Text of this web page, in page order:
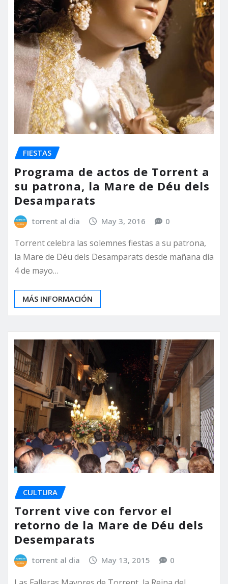
FIESTAS
Programa de actos de Torrent a
su patrona, la Mare de Déu dels
Desamparats
torrent al dia May 3, 2016 0
Torrent celebra las solemnes fiestas a su patrona,
la Mare de Déu dels Desamparats desde mañana día
4 de mayo…
MÁS INFORMACIÓN
CULTURA
Torrent vive con fervor el
retorno de la Mare de Déu dels
Desemparats
torrent al dia May 13, 2015 0